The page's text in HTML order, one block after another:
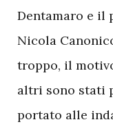
Dentamaro e il
Nicola
troppo, il
altri sono stati
portato alle